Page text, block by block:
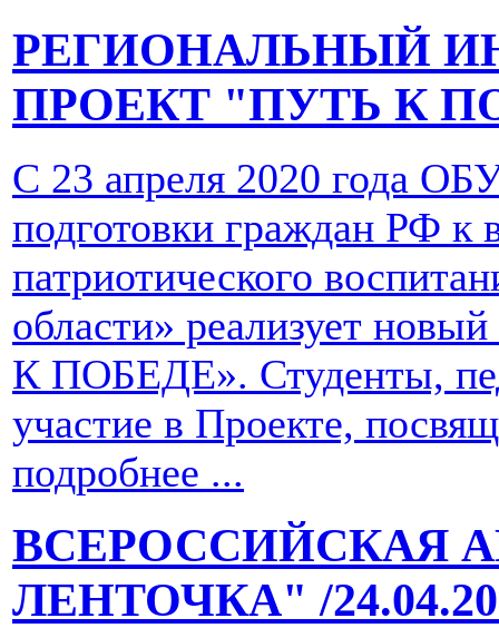
РЕГИОНАЛЬНЫЙ
ПРОЕКТ "ПУТЬ К
С 23 апреля 2020 года
подготовки граждан РФ к
патриотического
области» реализует
К ПОБЕДЕ». Студенты,
участие в Проекте,
подробнее ...
ВСЕРОССИЙСКАЯ
ЛЕНТОЧКА"/